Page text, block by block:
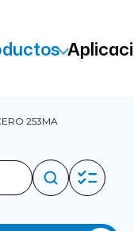
253MA